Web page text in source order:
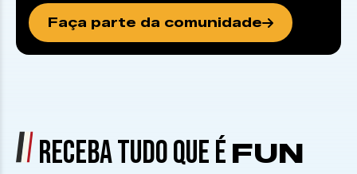
Faça parte da comunidade
RECEBA TUDO QUE É FUN